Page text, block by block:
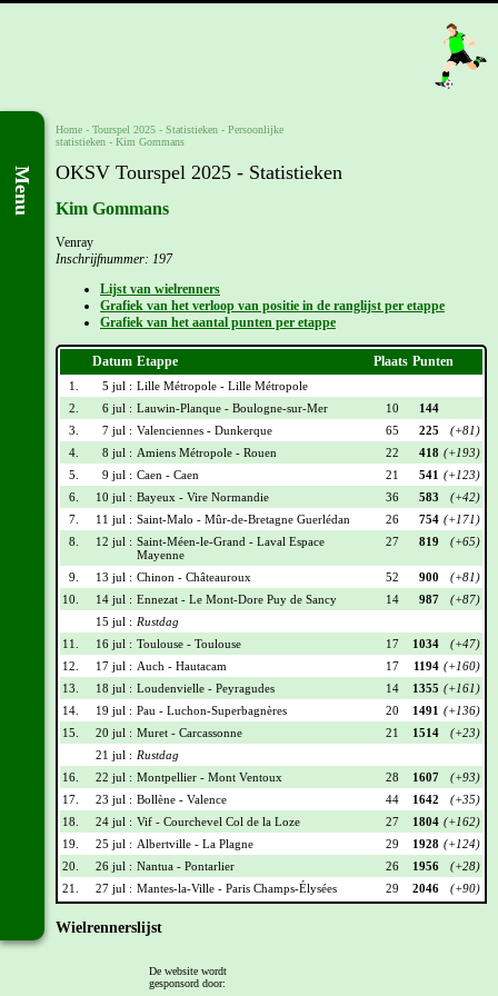
Menu
Home - Tourspel 2025 - Statistieken - Persoonlijke
statistieken - Kim Gommans
OKSV Tourspel 2025 - Statistieken
Kim Gommans
Venray
Inschrijfnummer: 197
Lijst van wielrenners
Grafiek van het verloop van positie in de ranglijst per etappe
Grafiek van het aantal punten per etappe
Datum Etappe Plaats Punten
1. 5 jul : Lille Métropole - Lille Métropole
2.
6 jul : Lauwin-Planque - Boulogne-sur-Mer 10
144
3.
7 jul : Valenciennes - Dunkerque 65 225
(+81)
4.
8 jul : Amiens Métropole - Rouen 22 418 (+193)
5.
9 jul : Caen - Caen 21 541 (+123)
6.
10 jul : Bayeux - Vire Normandie 36 583
(+42)
7.
11 jul : Saint-Malo - Mûr-de-Bretagne Guerlédan 26 754 (+171)
8.
12 jul : Saint-Méen-le-Grand - Laval Espace
Mayenne
27 819 (+65)
9. 13 jul : Chinon - Châteauroux 52 900
(+81)
10.
14 jul : Ennezat - Le Mont-Dore Puy de Sancy 14 987
(+87)
15 jul : Rustdag
11.
16 jul : Toulouse - Toulouse 17 1034
(+47)
12.
17 jul : Auch - Hautacam 17 1194 (+160)
13.
18 jul : Loudenvielle - Peyragudes 14 1355 (+161)
14.
19 jul : Pau - Luchon-Superbagnères 20 1491 (+136)
15.
20 jul : Muret - Carcassonne 21 1514
(+23)
21 jul : Rustdag
16.
22 jul : Montpellier - Mont Ventoux 28 1607
(+93)
17.
23 jul : Bollène - Valence 44 1642
(+35)
18.
24 jul : Vif - Courchevel Col de la Loze 27 1804 (+162)
19.
25 jul : Albertville - La Plagne 29 1928 (+124)
20.
26 jul : Nantua - Pontarlier 26 1956
(+28)
21.
27 jul : Mantes-la-Ville - Paris Champs-Élysées 29 2046 (+90)
Wielrennerslijst
Tadej Pogacar
De website wordt
gesponsord door: